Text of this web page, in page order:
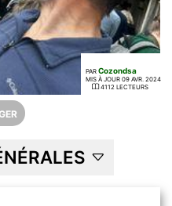
PAR Cozondsa
MIS À JOUR 09 AVR. 2024
4112 LECTEURS